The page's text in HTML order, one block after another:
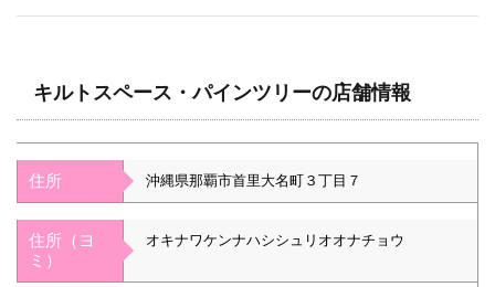
キルトスペース・パインツリーの店舗情報
住所 沖縄県那覇市首里大名町３丁目７
住所（ヨ
ミ）
オキナワケンナハシシュリオオナチョウ